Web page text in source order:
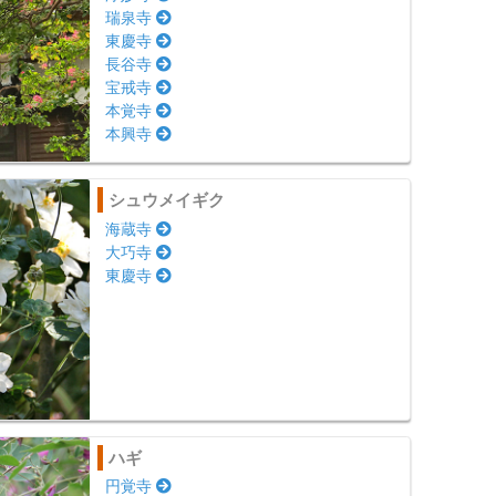
瑞泉寺
東慶寺
長谷寺
宝戒寺
本覚寺
本興寺
シュウメイギク
海蔵寺
大巧寺
東慶寺
ハギ
円覚寺